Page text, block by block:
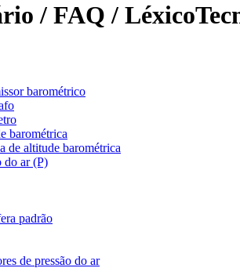
/­ FAQ /­ Léxico
barométrico
barométrica
de altitude barométrica
do ar (P)
padrão
de pressão do ar